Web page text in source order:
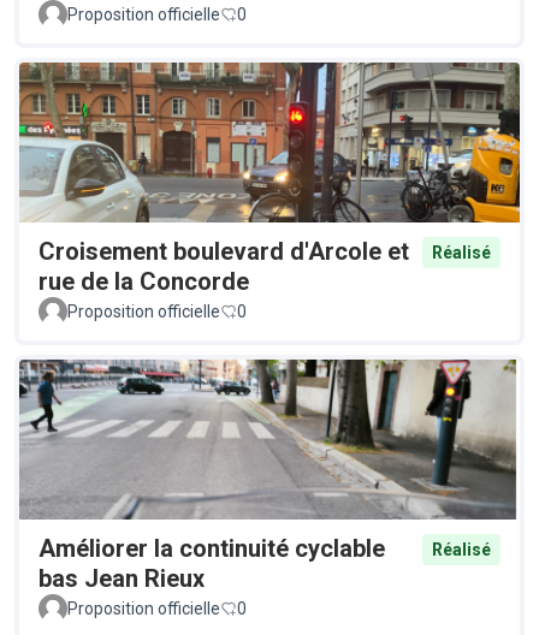
Proposition officielle 0
Croisement boulevard d'Arcole et
rue de la Concorde
Réalisé
Proposition officielle 0
Améliorer la continuité cyclable
bas Jean Rieux
Réalisé
Proposition officielle 0